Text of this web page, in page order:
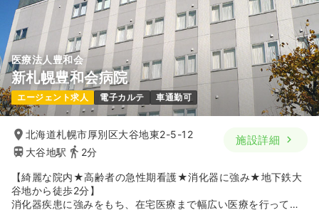
気になる 詳細を見る
日勤のみ（パート） 一時募集休止
給与 時給1,700円
時間 9:00～18:00（休憩60分）
日祝休み
時給1,700円以上可
気になる 詳細を見る
医療法人豊和会
新札幌豊和会病院
エージェント求人 電子カルテ 車通勤可
北海道札幌市厚別区大谷地東2-5-12
大谷地駅
2分
施設詳細
【綺麗な院内★高齢者の急性期看護★消化器に強み★地下鉄大
谷地から徒歩2分】
消化器疾患に強みをもち、在宅医療まで幅広い医療を行ってい